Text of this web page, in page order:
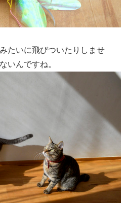
たいに飛びついたりしませ
いんですね。